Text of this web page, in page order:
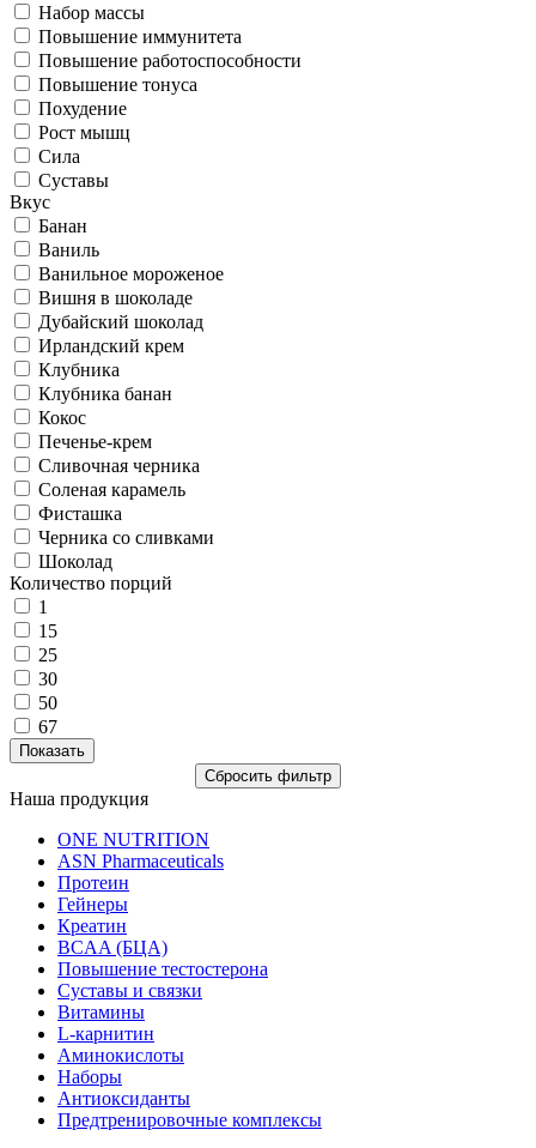
Набор массы
Повышение иммунитета
Повышение работоспособности
Повышение тонуса
Похудение
Рост мышц
Сила
Суставы
Вкус
Банан
Ваниль
Ванильное мороженое
Вишня в шоколаде
Дубайский шоколад
Ирландский крем
Клубника
Клубника банан
Кокос
Печенье-крем
Сливочная черника
Соленая карамель
Фисташка
Черника со сливками
Шоколад
Количество порций
1
15
25
30
50
67
Наша продукция
ONE NUTRITION
ASN Pharmaceuticals
Протеин
Гейнеры
Креатин
BCAA (БЦА)
Повышение тестостерона
Суставы и связки
Витамины
L-карнитин
Аминокислоты
Наборы
Антиоксиданты
Предтренировочные комплексы